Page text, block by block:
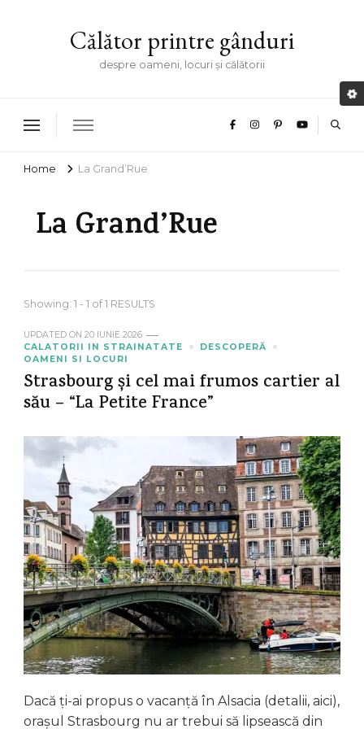
Călător printre gânduri
despre oameni, locuri și călătorii
Home La Grand’Rue
La Grand’Rue
Showing: 1 - 1 of 1 RESULTS
UPDATED ON 20 IUNIE 2026
CALATORII IN STRAINATATE
DESCOPERĂ
OAMENI SI LOCURI
Strasbourg și cel mai frumos cartier al
său – “La Petite France”
Dacă ți-ai propus o vacanță în Alsacia (detalii, aici),
orașul Strasbourg nu ar trebui să lipsească din